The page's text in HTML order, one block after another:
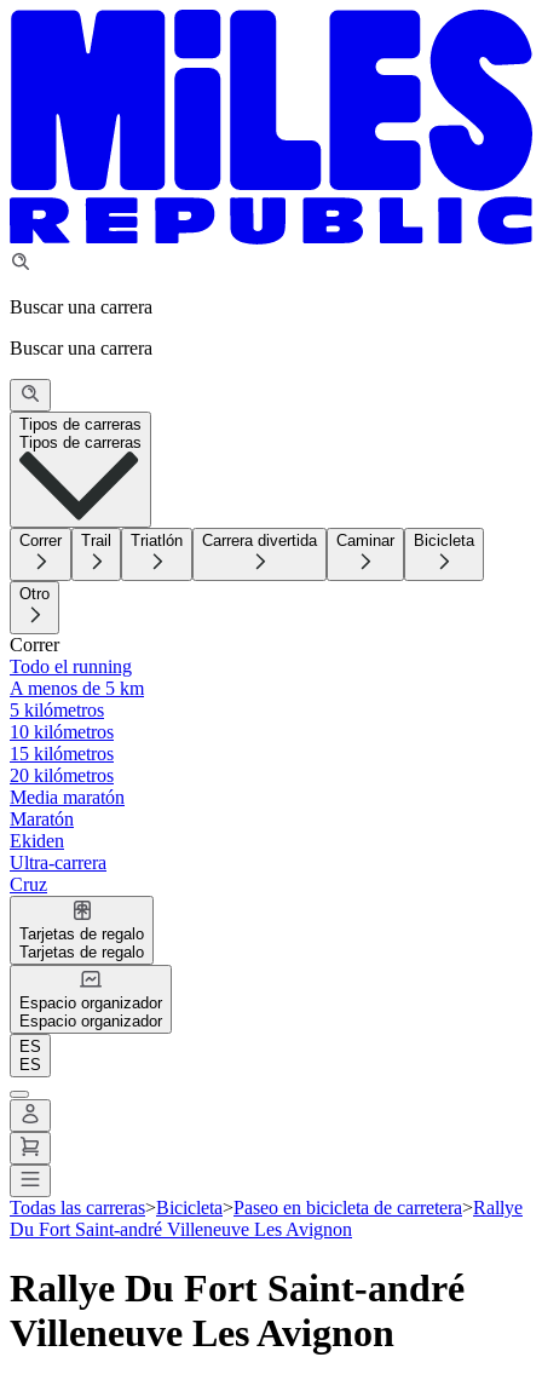
Buscar una carrera
Buscar una carrera
Tipos de carreras
Tipos de carreras
Correr Trail Triatlón Carrera divertida Caminar Bicicleta
Otro
Correr
Todo el running
A menos de 5 km
5 kilómetros
10 kilómetros
15 kilómetros
20 kilómetros
Media maratón
Maratón
Ekiden
Ultra-carrera
Cruz
Tarjetas de regalo
Tarjetas de regalo
Espacio organizador
Espacio organizador
ES
ES
Todas las carreras>Bicicleta>Paseo en bicicleta de carretera>Rallye
Du Fort Saint-andré Villeneuve Les Avignon
Rallye Du Fort Saint-andré
Villeneuve Les Avignon